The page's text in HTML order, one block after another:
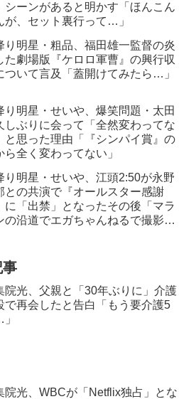
シーンがあると明かす「ほんこん
が、セット裏行って…」
り明星・粗品、福田雄一監督の炎
た劇場版『ケロロ軍曹』の興行収
ついて言及「蓋開けてみたら…」
り明星・せいや、爆笑問題・太田
しぶりに会って「全然変わってな
と思った理由「『シンパイ賞』の
ら全く変わってない」
り明星・せいや、江頭2:50が永野
との共演で『オールスター感謝
に「出禁」となったその後「マラ
の沿道でエガちゃんねるで撮影
事
院光、父親と「30年ぶりに」介護
で再会したと告白「もう要介護5
院光、WBCが「Netflix独占」とな